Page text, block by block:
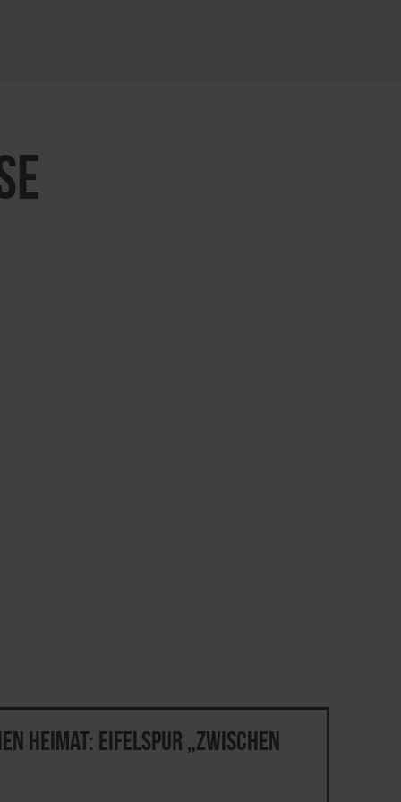
Heimat: EifelSpur „Zwischen